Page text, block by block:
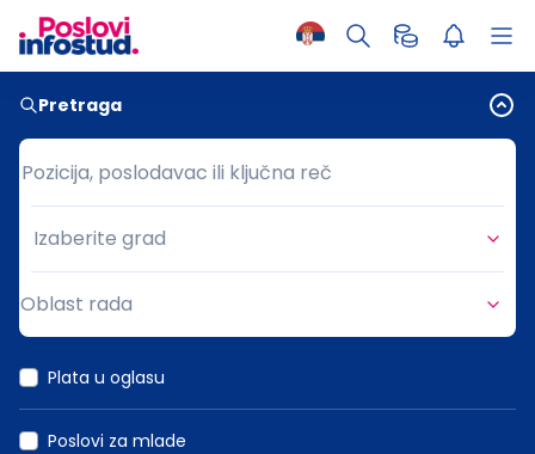
Pretraga
Pozicija, poslodavac ili ključna reč
Pozicija, poslodavac ili ključna reč
Grad
Izaberite grad
Oblast rada
Plata u oglasu
Poslovi za mlade